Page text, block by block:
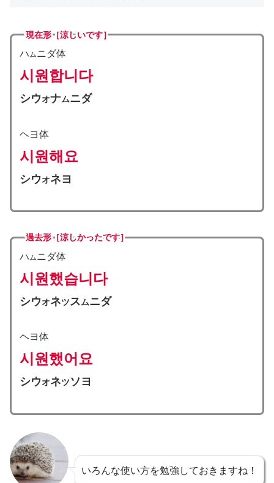
現在形［涼しいです］
ハムニダ体
시원합니다
シウオナムニダ
ヘヨ体
시원해요
シウオネヨ
過去形［涼しかったです］
ハ ムニダ体
시원했습니다
シウオネツスムニダ
ヘヨ体
시원했어요
シウオネツソヨ
いろんな使い方を勉強しておきますね！